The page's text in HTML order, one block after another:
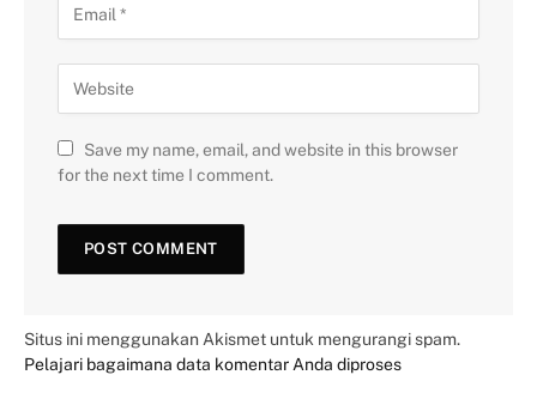
Save my name, email, and website in this browser
for the next time I comment.
Situs ini menggunakan Akismet untuk mengurangi spam.
Pelajari bagaimana data komentar Anda diproses